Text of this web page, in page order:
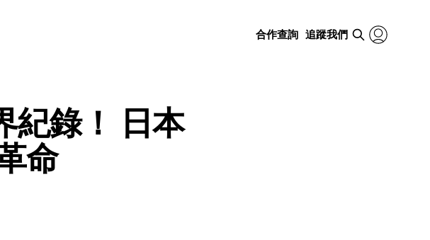
合作查詢 追蹤我們
紀錄！ 日本
命